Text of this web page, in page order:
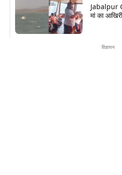
Jabalpur
मां का
विज्ञापन